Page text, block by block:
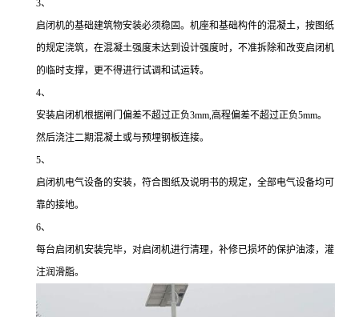
3、
启闭机的基础建筑物安装必须稳固。机座和基础构件的混凝土，按图纸
的规定浇筑，在混凝土强度未达到设计强度时，不准拆除和改变启闭机
的临时支撑，更不得进行试调和试运转。
4、
安装启闭机根据闸门偏差不超过正负3mm,高程偏差不超过正负5mm。
然后浇注二期混凝土或与预埋钢板连接。
5、
启闭机电气设备的安装，符合图纸及说明书的规定，全部电气设备均可
靠的接地。
6、
每台启闭机安装完毕，对启闭机进行清理，补修已损坏的保护油漆，灌
注润滑脂。